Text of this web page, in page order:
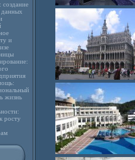
создание
данных
и
жизнь
росту